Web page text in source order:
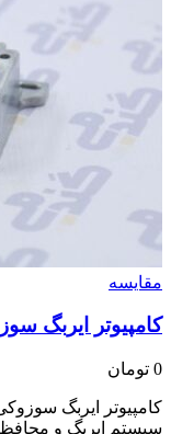
مقایسه
کامپیوتر ایربگ
0 تومان
سیستم ایربگ و